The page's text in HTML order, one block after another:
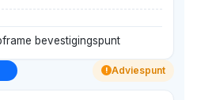
bevestigingspunt
! Adviespunt